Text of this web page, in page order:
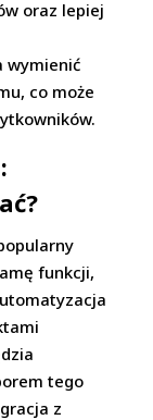
oraz lepiej
wymienić
co może
funkcji,
tego
z